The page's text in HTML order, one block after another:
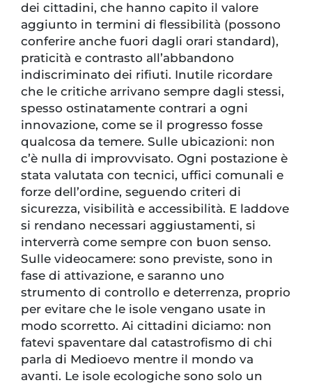
dei cittadini, che hanno capito il valore
aggiunto in termini di flessibilità (possono
conferire anche fuori dagli orari standard),
praticità e contrasto all’abbandono
indiscriminato dei rifiuti. Inutile ricordare
che le critiche arrivano sempre dagli stessi,
spesso ostinatamente contrari a ogni
innovazione, come se il progresso fosse
qualcosa da temere. Sulle ubicazioni: non
c’è nulla di improvvisato. Ogni postazione è
stata valutata con tecnici, uffici comunali e
forze dell’ordine, seguendo criteri di
sicurezza, visibilità e accessibilità. E laddove
si rendano necessari aggiustamenti, si
interverrà come sempre con buon senso.
Sulle videocamere: sono previste, sono in
fase di attivazione, e saranno uno
strumento di controllo e deterrenza, proprio
per evitare che le isole vengano usate in
modo scorretto. Ai cittadini diciamo: non
fatevi spaventare dal catastrofismo di chi
parla di Medioevo mentre il mondo va
avanti. Le isole ecologiche sono solo un